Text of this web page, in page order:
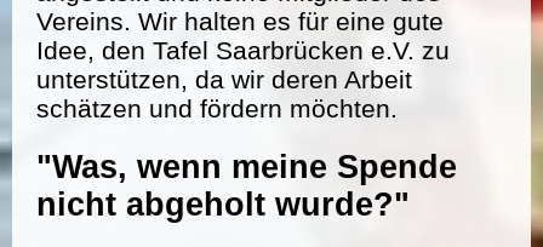
Vereins. Wir halten es für eine gute
Idee, den Tafel Saarbrücken e.V. zu
unterstützen, da wir deren Arbeit
schätzen und fördern möchten.
"Was, wenn meine Spende
nicht abgeholt wurde?"